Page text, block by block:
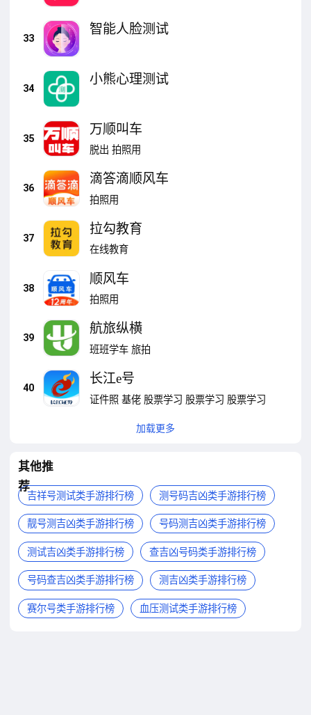
33
智能人脸测试
34
小熊心理测试
35
万顺叫车
脱出 拍照用
36
滴答滴顺风车
拍照用
37
拉勾教育
在线教育
38
顺风车
拍照用
39
航旅纵横
班班学车 旅拍
40
长江e号
证件照 基佬 股票学习 股票学习 股票学习
加载更多
其他推
荐
吉祥号测试类手游排行榜 测号码吉凶类手游排行榜
靓号测吉凶类手游排行榜 号码测吉凶类手游排行榜
测试吉凶类手游排行榜 查吉凶号码类手游排行榜
号码查吉凶类手游排行榜 测吉凶类手游排行榜
赛尔号类手游排行榜 血压测试类手游排行榜